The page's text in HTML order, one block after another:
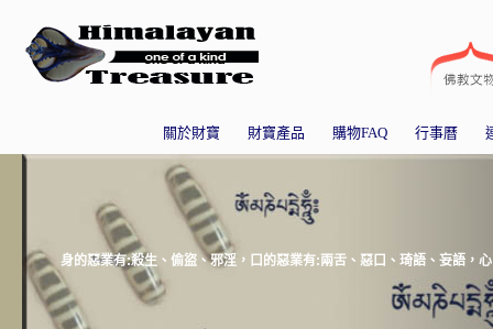
關於財寶 財寶產品 購物FAQ 行事曆
身的惡業有:殺生、偷盜、邪淫，口的惡業有:兩舌、惡口、琦語、妄語，